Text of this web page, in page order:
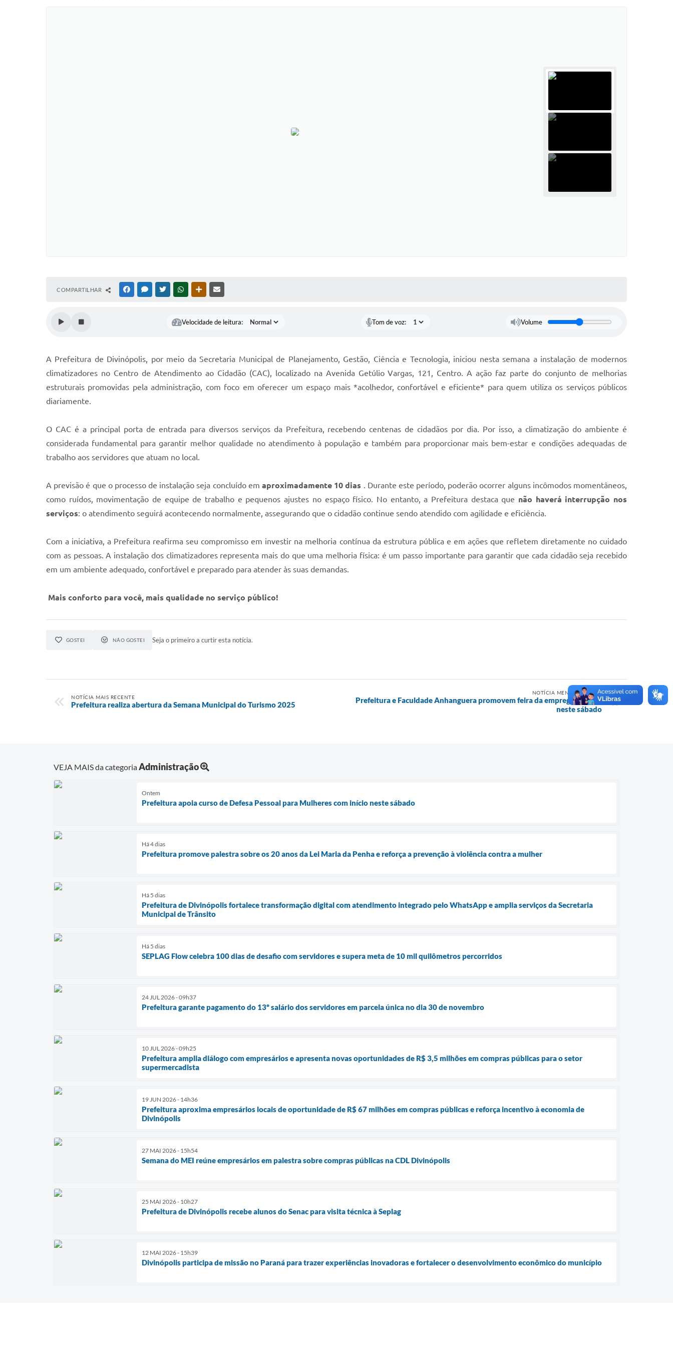
COMPARTILHAR FACEBOOKMESSENGER
TWITTERWHATSAPPOUTRAS MÍDIAS
Velocidade de leitura: Tom de voz: Volume
A Prefeitura de Divinópolis, por meio da Secretaria Municipal de Planejamento, Gestão, Ciência e Tecnologia, iniciou nesta semana a instalação de modernos
climatizadores no Centro de Atendimento ao Cidadão (CAC), localizado na Avenida Getúlio Vargas, 121, Centro. A ação faz parte do conjunto de melhorias
estruturais promovidas pela administração, com foco em oferecer um espaço mais *acolhedor, confortável e eficiente* para quem utiliza os serviços públicos
diariamente.
O CAC é a principal porta de entrada para diversos serviços da Prefeitura, recebendo centenas de cidadãos por dia. Por isso, a climatização do ambiente é
considerada fundamental para garantir melhor qualidade no atendimento à população e também para proporcionar mais bem-estar e condições adequadas de
trabalho aos servidores que atuam no local.
A previsão é que o processo de instalação seja concluído em aproximadamente 10 dias . Durante este período, poderão ocorrer alguns incômodos momentâneos,
como ruídos, movimentação de equipe de trabalho e pequenos ajustes no espaço físico. No entanto, a Prefeitura destaca que não haverá interrupção nos
serviços: o atendimento seguirá acontecendo normalmente, assegurando que o cidadão continue sendo atendido com agilidade e eficiência.
Com a iniciativa, a Prefeitura reafirma seu compromisso em investir na melhoria contínua da estrutura pública e em ações que refletem diretamente no cuidado
com as pessoas. A instalação dos climatizadores representa mais do que uma melhoria física: é um passo importante para garantir que cada cidadão seja recebido
em um ambiente adequado, confortável e preparado para atender às suas demandas.
Mais conforto para você, mais qualidade no serviço público!
GOSTEI NÃO GOSTEI Seja o primeiro a curtir esta notícia.
NOTÍCIA MAIS RECENTE
Prefeitura realiza abertura da Semana Municipal do Turismo 2025
NOTÍCIA MENOS RECENTE
Prefeitura e Faculdade Anhanguera promovem feira da empregabilidade
neste sábado
VEJA MAIS da categoriaAdministração
Ontem
Prefeitura apoia curso de Defesa Pessoal para Mulheres com início neste sábado
Há 4 dias
Prefeitura promove palestra sobre os 20 anos da Lei Maria da Penha e reforça a prevenção à violência contra a mulher
Há 5 dias
Prefeitura de Divinópolis fortalece transformação digital com atendimento integrado pelo WhatsApp e amplia serviços da Secretaria
Municipal de Trânsito
Há 5 dias
SEPLAG Flow celebra 100 dias de desafio com servidores e supera meta de 10 mil quilômetros percorridos
24 JUL 2026 - 09h37
Prefeitura garante pagamento do 13º salário dos servidores em parcela única no dia 30 de novembro
10 JUL 2026 - 09h25
Prefeitura amplia diálogo com empresários e apresenta novas oportunidades de R$ 3,5 milhões em compras públicas para o setor
supermercadista
19 JUN 2026 - 14h36
Prefeitura aproxima empresários locais de oportunidade de R$ 67 milhões em compras públicas e reforça incentivo à economia de
Divinópolis
27 MAI 2026 - 15h54
Semana do MEI reúne empresários em palestra sobre compras públicas na CDL Divinópolis
25 MAI 2026 - 10h27
Prefeitura de Divinópolis recebe alunos do Senac para visita técnica à Seplag
12 MAI 2026 - 15h39
Divinópolis participa de missão no Paraná para trazer experiências inovadoras e fortalecer o desenvolvimento econômico do município